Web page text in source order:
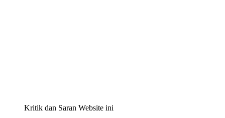
Kritik dan Saran Website ini